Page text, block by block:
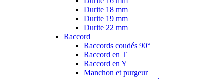
Durite 18 mm
Durite 19 mm
Durite 22 mm
Raccord
Raccords coudés 90°
Raccord en T
Raccord en Y
Manchon et purgeur